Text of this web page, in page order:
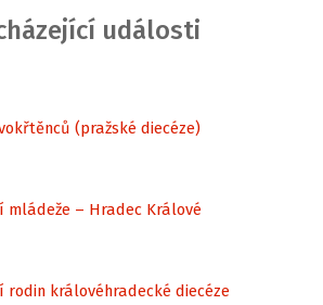
události
(pražské diecéze)
mládeže – Hradec Králové
rodin královéhradecké diecéze